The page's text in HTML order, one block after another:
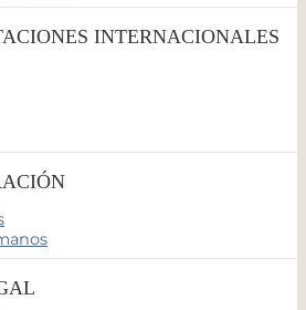
INTERNACIONALES